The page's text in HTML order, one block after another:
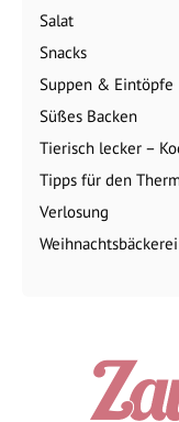
Salat
Snacks
Suppen & Eintöpfe
Süßes Backen
Tierisch lecker –
Tipps für den
Verlosung
Weihnachtsbäckerei